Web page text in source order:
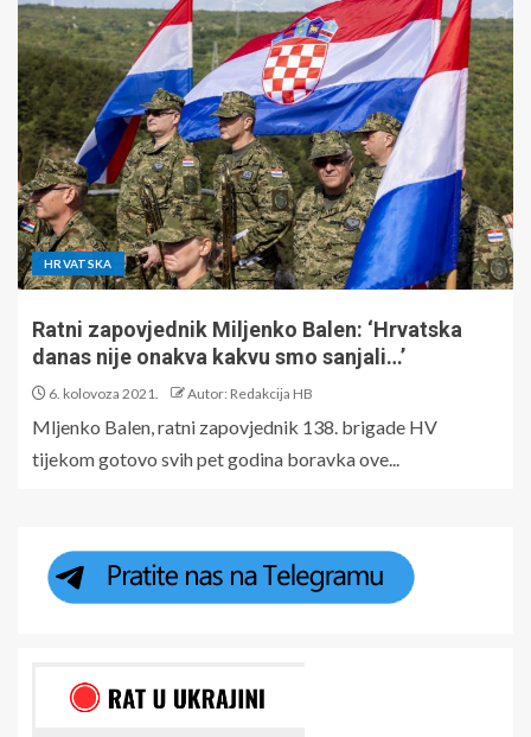
HRVATSKA
Ratni zapovjednik Miljenko Balen: ‘Hrvatska
danas nije onakva kakvu smo sanjali…’
6. kolovoza 2021. Autor: Redakcija HB
Mljenko Balen, ratni zapovjednik 138. brigade HV
tijekom gotovo svih pet godina boravka ove...